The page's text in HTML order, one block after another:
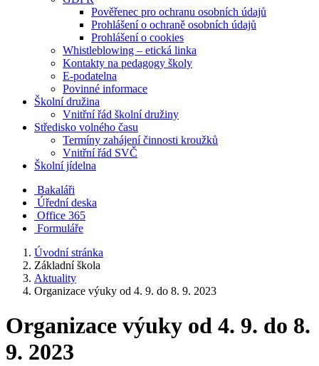
Pověřenec pro ochranu osobních údajů
Prohlášení o ochraně osobních údajů
Prohlášení o cookies
Whistleblowing – etická linka
Kontakty na pedagogy školy
E-podatelna
Povinné informace
Školní družina
Vnitřní řád školní družiny
Středisko volného času
Termíny zahájení činnosti kroužků
Vnitřní řád SVČ
Školní jídelna
Bakaláři
Úřední deska
Office 365
Formuláře
Úvodní stránka
Základní škola
Aktuality
Organizace výuky od 4. 9. do 8. 9. 2023
Organizace výuky od 4. 9. do 8.
9. 2023